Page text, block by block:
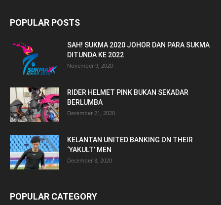
POPULAR POSTS
SAH! SUKMA 2020 JOHOR DAN PARA SUKMA
DITUNDA KE 2022
November 9, 2020
RIDER HELMET PINK BUKAN SEKADAR
BERLUMBA
December 21, 2020
KELANTAN UNITED BANKING ON THEIR
‘YAKULT’ MEN
December 8, 2020
POPULAR CATEGORY